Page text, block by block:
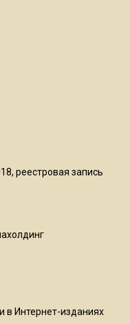
реестровая запись
в Интернет-изданиях